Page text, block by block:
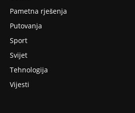
Pametna rješenja
Putovanja
Sport
Svijet
Tehnologija
Vijesti